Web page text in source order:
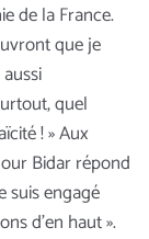
de la France.
que je
quel
! » Aux
Bidar répond
suis engagé
d’en haut ».